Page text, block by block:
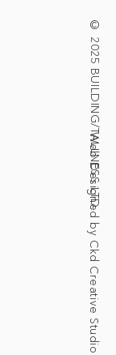
© 2025 BUILDING/TALLNESS LTD.
Web Designed by Ckd Creative Studio